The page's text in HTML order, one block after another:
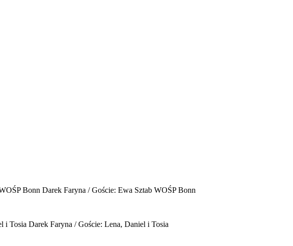
Bonn Darek Faryna / Goście: Ewa Sztab WOŚP Bonn
i Tosia Darek Faryna / Goście: Lena, Daniel i Tosia